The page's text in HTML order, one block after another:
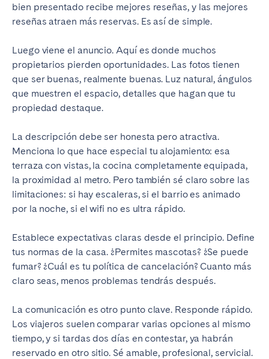
bien presentado recibe mejores reseñas, y las mejores
reseñas atraen más reservas. Es así de simple.
Luego viene el anuncio. Aquí es donde muchos
propietarios pierden oportunidades. Las fotos tienen
que ser buenas, realmente buenas. Luz natural, ángulos
que muestren el espacio, detalles que hagan que tu
propiedad destaque.
La descripción debe ser honesta pero atractiva.
Menciona lo que hace especial tu alojamiento: esa
terraza con vistas, la cocina completamente equipada,
la proximidad al metro. Pero también sé claro sobre las
limitaciones: si hay escaleras, si el barrio es animado
por la noche, si el wifi no es ultra rápido.
Establece expectativas claras desde el principio. Define
tus normas de la casa. ¿Permites mascotas? ¿Se puede
fumar? ¿Cuál es tu política de cancelación? Cuanto más
claro seas, menos problemas tendrás después.
La comunicación es otro punto clave. Responde rápido.
Los viajeros suelen comparar varias opciones al mismo
tiempo, y si tardas dos días en contestar, ya habrán
reservado en otro sitio. Sé amable, profesional, servicial.